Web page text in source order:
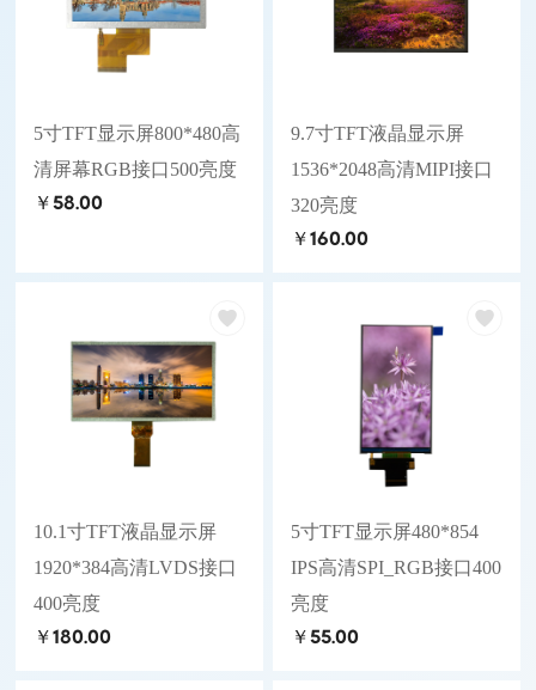
5寸TFT显示屏800*480高
清屏幕RGB接口500亮度
￥58.00
9.7寸TFT液晶显示屏
1536*2048高清MIPI接口
320亮度
￥160.00
10.1寸TFT液晶显示屏
1920*384高清LVDS接口
400亮度
￥180.00
5寸TFT显示屏480*854
IPS高清SPI_RGB接口400
亮度
￥55.00